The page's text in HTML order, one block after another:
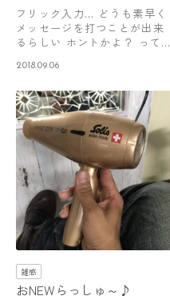
フリック入力… どうも素早く
メッセージを打つことが出来
るらしい ホントかよ？ ってい
2018.09.06
雑感
おNEWらっしゅ～♪